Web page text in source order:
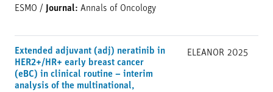
ESMO / Journal: Annals of Oncology
Extended adjuvant (adj) neratinib in
HER2+/HR+ early breast cancer
(eBC) in clinical routine – interim
analysis of the multinational,
ELEANOR 2025